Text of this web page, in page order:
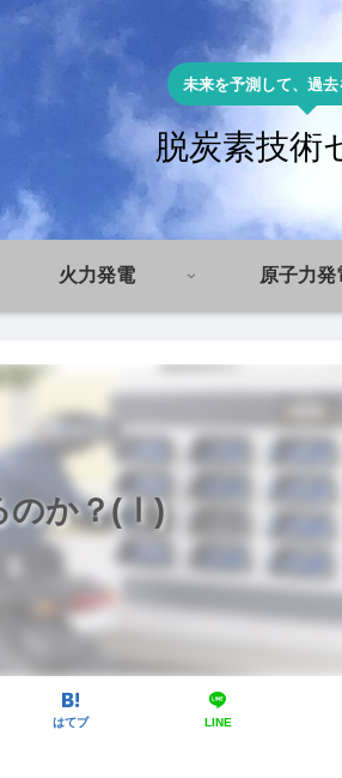
未来を予測して、過去
脱炭素技術
火力発電 原子力発
のか？(Ⅰ)
はてブ LINE